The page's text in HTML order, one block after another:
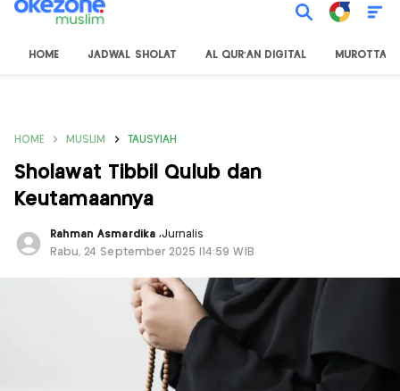
HOME JADWAL SHOLAT AL QUR'AN DIGITAL MUROTTAL
HOME MUSLIM TAUSYIAH
Sholawat Tibbil Qulub dan
Keutamaannya
Rahman Asmardika ,Jurnalis
Rabu, 24 September 2025 |14:59 WIB